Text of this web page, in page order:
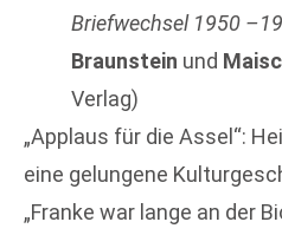
Briefwechsel 1950
Braunstein und
Verlag)
„Applaus für die Assel“:
eine gelungene
„Franke war lange an der